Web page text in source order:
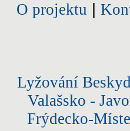
O projektu
Lyžování
Valašsko -
Frýdecko-